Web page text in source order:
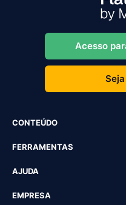
Acesso
CONTEÚDO
FERRAMENTAS
AJUDA
EMPRESA